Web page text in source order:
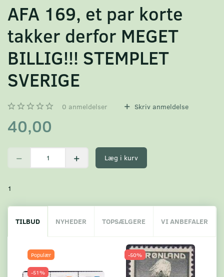
AFA 169, et par korte
takker derfor MEGET
BILLIG!!! STEMPLET
SVERIGE
0 anmeldelser Skriv anmeldelse
40,00
Læg i kurv
1
TILBUD NYHEDER TOPSÆLGERE VI ANBEFALER
Populær
-51%
-50%